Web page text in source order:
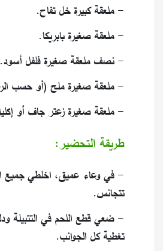
- ملعقة كبيرة خل تفاح.
- ملعقة صغيرة بابريكا.
- نصف ملعقة صغيرة فلفل أسود.
- ملعقة صغيرة ملح (أو حسب
- ملعقة صغيرة زعتر جاف أو
طريقة التحضير:
- في وعاء عميق، اخلطي جميع
تتجانس.
- ضعي قطع اللحم في التتبيلة
تغطية كل الجوانب.